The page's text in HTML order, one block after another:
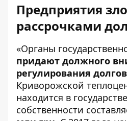
Предприятия
рассрочками
«Органы
придают должного
регулирования долгов
Криворожской
находится в
собственности